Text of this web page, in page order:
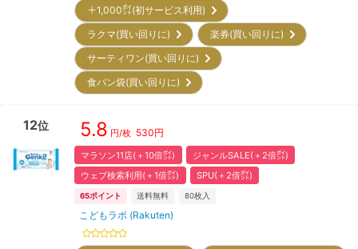
＋1,000㌽(初サービス利用)
ラクマ(買い回りに)
楽券(買い回りに)
サーティワン(買い回りに)
食パン袋(買い回りに)
12位 5.8 円/枚 530円
マラソン11店(＋10倍㌽)
ジャンルSALE(＋2倍㌽)
ウェブ検索利用(＋1倍㌽)
SPU(＋2倍㌽)
65ポイント 送料無料 80枚入
こどもラボ (Rakuten)